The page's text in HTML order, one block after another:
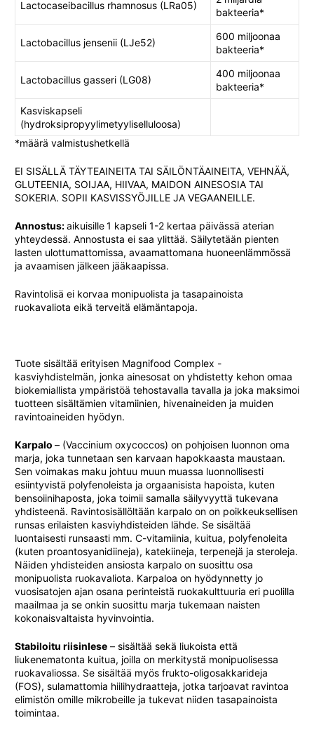
Lactocaseibacillus rhamnosus (LRa05)
bakteeria*
Lactobacillus jensenii (LJe52)
600 miljoonaa
bakteeria*
Lactobacillus gasseri (LG08)
400 miljoonaa
bakteeria*
Kasviskapseli
(hydroksipropyylimetyyliselluloosa)
*määrä valmistushetkellä
EI SISÄLLÄ TÄYTEAINEITA TAI SÄILÖNTÄAINEITA, VEHNÄÄ,
GLUTEENIA, SOIJAA, HIIVAA, MAIDON AINESOSIA TAI
SOKERIA. SOPII KASVISSYÖJILLE JA VEGAANEILLE.
Annostus:aikuisille1 kapseli 1-2 kertaa päivässä aterian
yhteydessä. Annostusta ei saa ylittää. Säilytetään pienten
lasten ulottumattomissa, avaamattomana huoneenlämmössä
ja avaamisen jälkeen jääkaapissa.
Ravintolisä ei korvaa monipuolista ja tasapainoista
ruokavaliota eikä terveitä elämäntapoja.
Tuote sisältää erityisen Magnifood Complex -
kasviyhdistelmän, jonka ainesosat on yhdistetty kehon omaa
biokemiallista ympäristöä tehostavalla tavalla ja joka maksimoi
tuotteen sisältämien vitamiinien, hivenaineiden ja muiden
ravintoaineiden hyödyn.
Karpalo – (Vaccinium oxycoccos) on pohjoisen luonnon oma
marja, joka tunnetaan sen karvaan hapokkaasta maustaan.
Sen voimakas maku johtuu muun muassa luonnollisesti
esiintyvistä polyfenoleista ja orgaanisista hapoista, kuten
bensoiinihaposta, joka toimii samalla säilyvyyttä tukevana
yhdisteenä. Ravintosisällöltään karpalo on on poikkeuksellisen
runsas erilaisten kasviyhdisteiden lähde. Se sisältää
luontaisesti runsaasti mm. C-vitamiinia, kuitua, polyfenoleita
(kuten proantosyanidiineja), katekiineja, terpenejä ja steroleja.
Näiden yhdisteiden ansiosta karpalo on suosittu osa
monipuolista ruokavaliota. Karpaloa on hyödynnetty jo
vuosisatojen ajan osana perinteistä ruokakulttuuria eri puolilla
maailmaa ja se onkin suosittu marja tukemaan naisten
kokonaisvaltaista hyvinvointia.
Stabiloitu riisinlese – sisältää sekä liukoista että
liukenematonta kuitua, joilla on merkitystä monipuolisessa
ruokavaliossa. Se sisältää myös frukto-oligosakkarideja
(FOS), sulamattomia hiilihydraatteja, jotka tarjoavat ravintoa
elimistön omille mikrobeille ja tukevat niiden tasapainoista
toimintaa.